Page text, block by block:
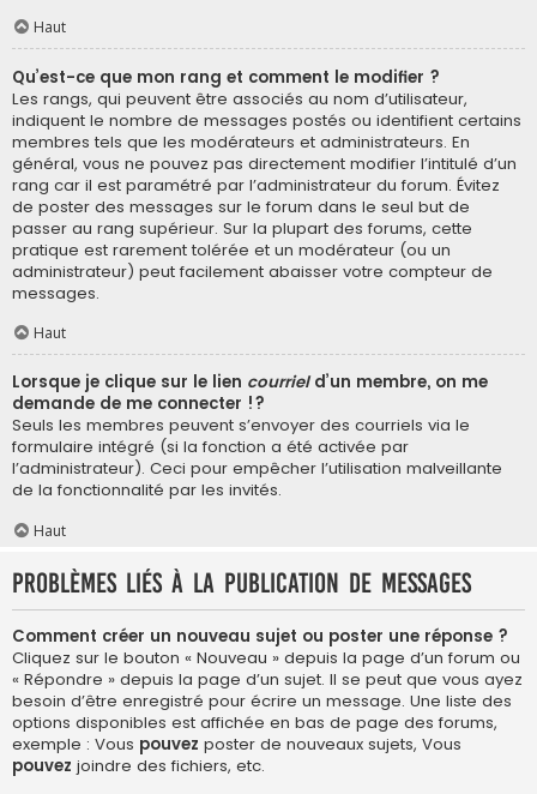
Haut
Qu’est-ce que mon rang et comment le modifier ?
Les rangs, qui peuvent être associés au nom d’utilisateur,
indiquent le nombre de messages postés ou identifient certains
membres tels que les modérateurs et administrateurs. En
général, vous ne pouvez pas directement modifier l’intitulé d’un
rang car il est paramétré par l’administrateur du forum. Évitez
de poster des messages sur le forum dans le seul but de
passer au rang supérieur. Sur la plupart des forums, cette
pratique est rarement tolérée et un modérateur (ou un
administrateur) peut facilement abaisser votre compteur de
messages.
Haut
Lorsque je clique sur le lien courrield’un membre, on me
demande de me connecter !?
Seuls les membres peuvent s’envoyer des courriels via le
formulaire intégré (si la fonction a été activée par
l’administrateur). Ceci pour empêcher l’utilisation malveillante
de la fonctionnalité par les invités.
Haut
Problèmes liés à la publication de messages
Comment créer un nouveau sujet ou poster une réponse ?
Cliquez sur le bouton « Nouveau » depuis la page d’un forum ou
« Répondre » depuis la page d’un sujet. Il se peut que vous ayez
besoin d’être enregistré pour écrire un message. Une liste des
options disponibles est affichée en bas de page des forums,
exemple : Vous pouvez poster de nouveaux sujets, Vous
pouvez joindre des fichiers, etc.